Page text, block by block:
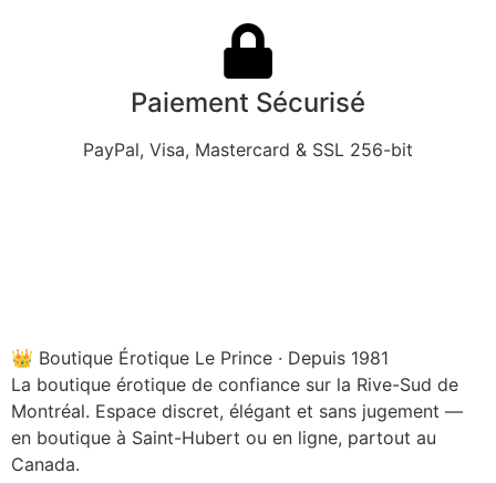
Paiement Sécurisé
PayPal, Visa, Mastercard & SSL 256-bit
👑 Boutique Érotique Le Prince · Depuis 1981
La boutique érotique de confiance sur la Rive-Sud de
Montréal. Espace discret, élégant et sans jugement —
en boutique à Saint-Hubert ou en ligne, partout au
Canada.